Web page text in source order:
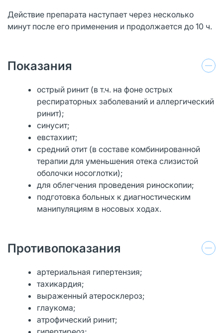
Действие препарата наступает через несколько
минут после его применения и продолжается до 10 ч.
Показания
острый ринит (в т.ч. на фоне острых
респираторных заболеваний и аллергический
ринит);
синусит;
евстахиит;
средний отит (в составе комбинированной
терапии для уменьшения отека слизистой
оболочки носоглотки);
для облегчения проведения риноскопии;
подготовка больных к диагностическим
манипуляциям в носовых ходах.
Противопоказания
артериальная гипертензия;
тахикардия;
выраженный атеросклероз;
глаукома;
атрофический ринит;